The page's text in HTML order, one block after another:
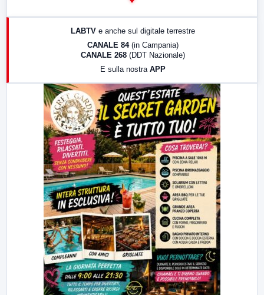
17:00 LabNews (replica)
LabNews (replica)
LABTV e anche sul digitale terrestre
CANALE 84 (in Campania)
CANALE 268 (DDT Nazionale)
E sulla nostra APP